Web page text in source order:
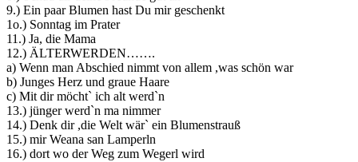
9.) Ein paar Blumen hast Du mir geschenkt
1o.) Sonntag im Prater
11.) Ja, die Mama
12.) ÄLTERWERDEN…….
a) Wenn man Abschied nimmt von allem ,was schön war
b) Junges Herz und graue Haare
c) Mit dir möcht` ich alt werd`n
13.) jünger werd`n ma nimmer
14.) Denk dir ,die Welt wär` ein Blumenstrauß
15.) mir Weana san Lamperln
16.) dort wo der Weg zum Wegerl wird